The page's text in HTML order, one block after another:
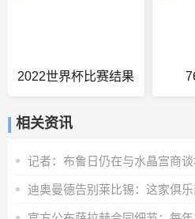
2022世界杯比赛结果
相关资讯
记者：布鲁日仍在与水晶宫商